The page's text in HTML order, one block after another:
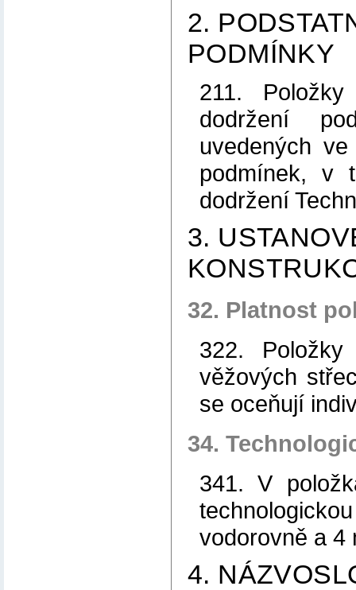
2.
PODMÍNKY
211.
dodržení
uvedených
podmínek, v
dodržení
3.
32. Platnost
322.
věžových
se oceňují
34.
341. V
vodorovně a 4
4.